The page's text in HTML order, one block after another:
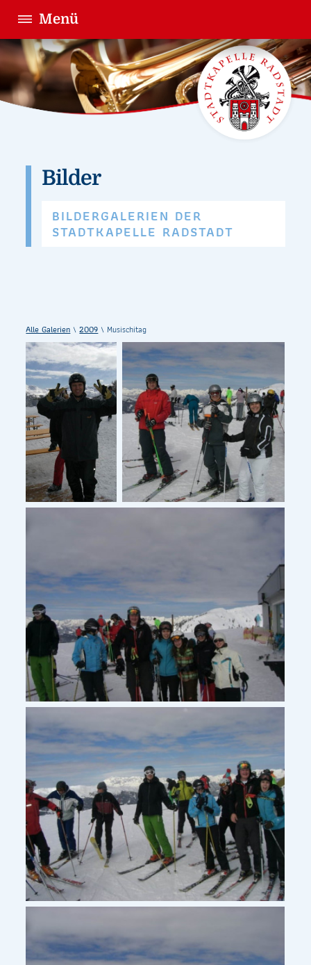
Menü
Bilder
BILDERGALERIEN DER
STADTKAPELLE RADSTADT
Alle Galerien \2009 \ Musischitag